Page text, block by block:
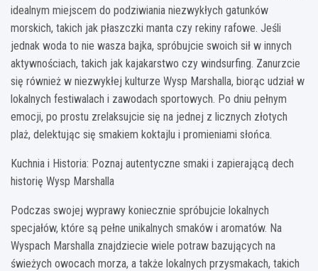
idealnym miejscem do podziwiania niezwykłych gatunków
morskich, takich jak płaszczki manta czy rekiny rafowe. Jeśli
jednak woda to nie wasza bajka, spróbujcie swoich sił w innych
aktywnościach, takich jak kajakarstwo czy windsurfing. Zanurzcie
się również w niezwykłej kulturze Wysp Marshalla, biorąc udział w
lokalnych festiwalach i zawodach sportowych. Po dniu pełnym
emocji, po prostu zrelaksujcie się na jednej z licznych złotych
plaż, delektując się smakiem koktajlu i promieniami słońca.
Kuchnia i Historia: Poznaj autentyczne smaki i zapierającą dech
historię Wysp Marshalla
Podczas swojej wyprawy koniecznie spróbujcie lokalnych
specjałów, które są pełne unikalnych smaków i aromatów. Na
Wyspach Marshalla znajdziecie wiele potraw bazujących na
świeżych owocach morza, a także lokalnych przysmakach, takich